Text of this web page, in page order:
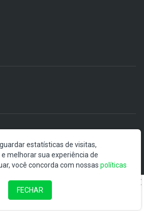
matérias de cunho jornalístico, que
da informação. Nossas
ser compreendidas como boletins
divulgadores, e não como uma
estatísticas de visitas,
melhorar sua experiência de
você concorda com nossas políticas
FECHAR